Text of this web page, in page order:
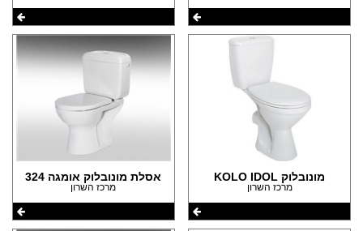
מונובלוק KOLO IDOL
מרכז השרון
אסלת מונובלוק אומגה 324
מרכז השרון